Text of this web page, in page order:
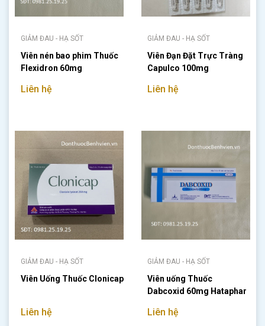
GIẢM ĐAU - HẠ SỐT
Viên nén bao phim Thuốc
Flexidron 60mg
Liên hệ
GIẢM ĐAU - HẠ SỐT
Viên Đạn Đặt Trực Tràng
Capulco 100mg
Liên hệ
GIẢM ĐAU - HẠ SỐT
Viên Uống Thuốc Clonicap
Liên hệ
GIẢM ĐAU - HẠ SỐT
Viên uống Thuốc
Dabcoxid 60mg Hataphar
Liên hệ